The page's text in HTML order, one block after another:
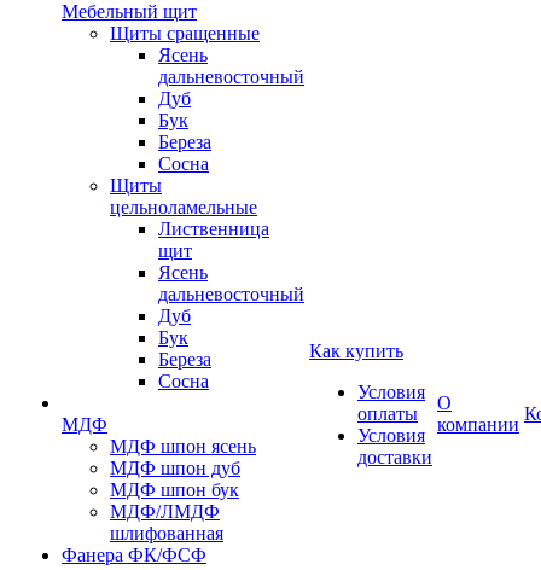
Мебельный щит
Щиты сращенные
Ясень
дальневосточный
Дуб
Бук
Береза
Сосна
Щиты
цельноламельные
Лиственница
щит
Ясень
дальневосточный
Дуб
Бук
Береза
Сосна
МДФ
МДФ шпон ясень
МДФ шпон дуб
МДФ шпон бук
МДФ/ЛМДФ
шлифованная
Фанера ФК/ФСФ
Как купить
Условия
оплаты
Условия
доставки
О
компании